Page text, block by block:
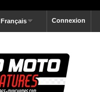
Connexion
Français